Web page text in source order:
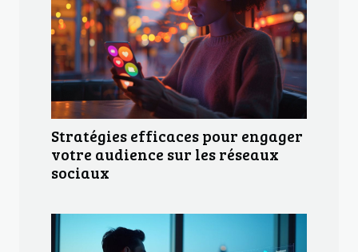
Stratégies efficaces pour engager
votre audience sur les réseaux
sociaux